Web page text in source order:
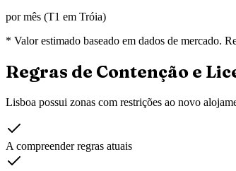
por mês (T1 em Tróia)
* Valor estimado baseado em dados de mercado.
Regras de Contenção e
Lisboa possui zonas com restrições ao novo
A compreender regras atuais